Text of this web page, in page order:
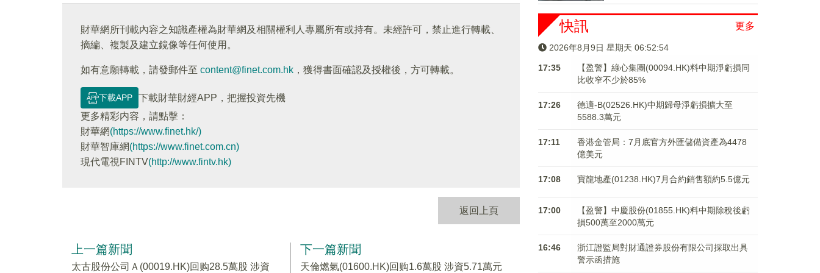
財華網所刊載內容之知識產權為財華網及相關權利人專屬所有或持有。未經許可，禁止進行轉載、
摘編、複製及建立鏡像等任何使用。
如有意願轉載，請發郵件至 content@finet.com.hk ，獲得書面確認及授權後，方可轉載。
下載APP
下載財華財經APP，把握投資先機
更多精彩内容，請點擊：
財華網(https://www.finet.hk/)
財華智庫網(https://www.finet.com.cn)
現代電視FINTV(http://www.fintv.hk)
返回上頁
上一篇新聞
太古股份公司Ａ(00019.HK)回购28.5萬股 涉資
下一篇新聞
天倫燃氣(01600.HK)回购1.6萬股 涉資5.71萬元
更多
快訊
2026年8月9日 星期天 06:52:54
17:35
【盈警】綠心集團(00094.HK)料中期淨虧損同
比收窄不少於85%
17:26
德適-B(02526.HK)中期歸母淨虧損擴大至
5588.3萬元
17:11
香港金管局：7月底官方外匯儲備資產為4478
億美元
17:08 寶龍地產(01238.HK)7月合約銷售額約5.5億元
17:00
【盈警】中慶股份(01855.HK)料中期除稅後虧
損500萬至2000萬元
16:46
浙江證監局對財通證券股份有限公司採取出具
警示函措施